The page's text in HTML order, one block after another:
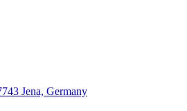
Jena, Germany